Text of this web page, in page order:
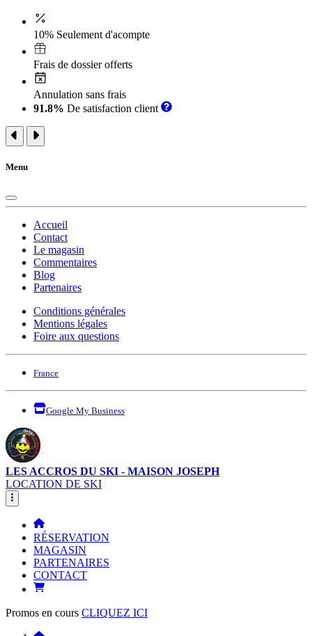
10% Seulement d'acompte
Frais de dossier offerts
Annulation sans frais
91.8% De satisfaction client
Menu
Accueil
Contact
Le magasin
Commentaires
Blog
Partenaires
Conditions générales
Mentions légales
Foire aux questions
France
Google My Business
LES ACCROS DU SKI - MAISON JOSEPH
LOCATION DE SKI
RÉSERVATION
MAGASIN
PARTENAIRES
CONTACT
Promos en cours CLIQUEZ ICI